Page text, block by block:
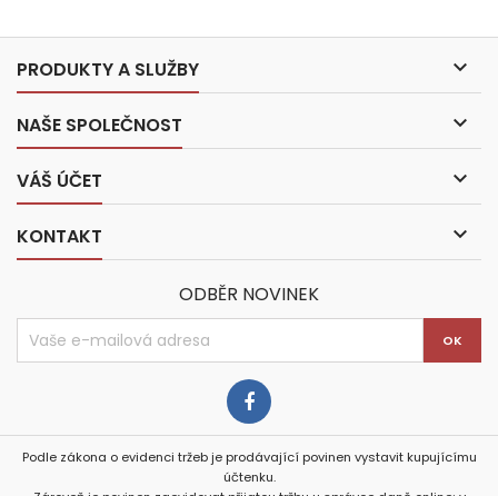
PRODUKTY A SLUŽBY 
NAŠE SPOLEČNOST 
VÁŠ ÚČET 
KONTAKT 
ODBĚR NOVINEK
Podle zákona o evidenci tržeb je prodávající povinen vystavit kupujícímu
účtenku.